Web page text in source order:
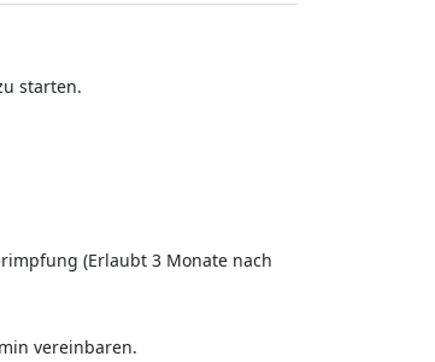
starten.
(Erlaubt 3 Monate nach
vereinbaren.